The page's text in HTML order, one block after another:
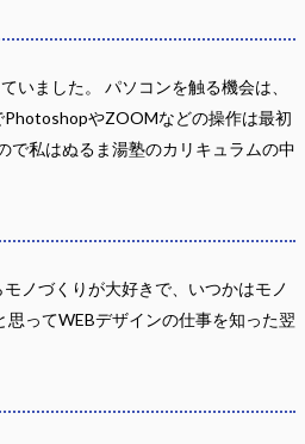
ました。 パソコンを触る機会は、
やZOOMなどの操作は最初
で私はぬるま湯塾のカリキュラムの中
ノづくりが大好きで、いつかはモノ
ってWEBデザインの仕事を知った翌